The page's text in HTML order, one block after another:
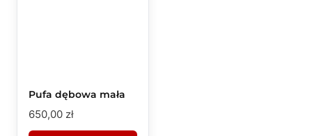
Pufa dębowa mała
650,00 zł